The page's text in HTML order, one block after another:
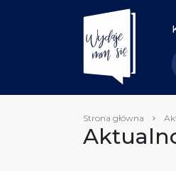
Strona główna